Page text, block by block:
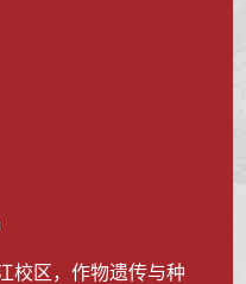
校区，作物遗传与种